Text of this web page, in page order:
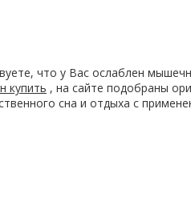
что у Вас ослаблен
купить , на сайте подобраны
сна и отдыха с